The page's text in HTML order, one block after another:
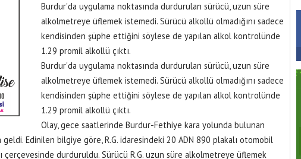
Burdur'da uygulama noktasında durdurulan sürücü, uzun süre
alkolmetreye üflemek istemedi. Sürücü alkollü olmadığını sadece
kendisinden şüphe ettiğini söylese de yapılan alkol kontrolünde
1.29 promil alkollü çıktı.
Burdur'da uygulama noktasında durdurulan sürücü, uzun süre
alkolmetreye üflemek istemedi. Sürücü alkollü olmadığını sadece
kendisinden şüphe ettiğini söylese de yapılan alkol kontrolünde
1.29 promil alkollü çıktı.
Olay, gece saatlerinde Burdur-Fethiye kara yolunda bulunan
Edinilen bilgiye göre, R.G. idaresindeki 20 ADN 890 plakalı otomobil
çerçevesinde durduruldu. Sürücü R.G. uzun süre alkolmetreye üflemek